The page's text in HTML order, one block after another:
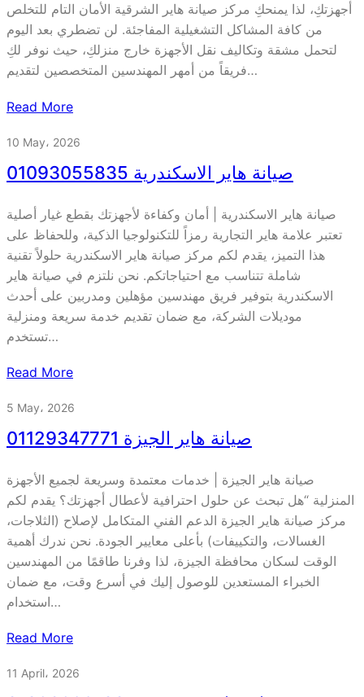
أجهزتكِ، لذا يمنحكِ مركز صيانة هاير الشرقية الأمان التام للتخلص
من كافة المشاكل التشغيلية المفاجئة. لن تضطري بعد اليوم
لتحمل مشقة وتكاليف نقل الأجهزة خارج منزلكِ، حيث نوفر لكِ
فريقاً من أمهر المهندسين المتخصصين لتقديم…
Read More
10 May، 2026
صيانة هاير الاسكندرية 01093055835
صيانة هاير الاسكندرية | أمان وكفاءة لأجهزتك بقطع غيار أصلية
تعتبر علامة هاير التجارية رمزاً للتكنولوجيا الذكية، وللحفاظ على
هذا التميز، يقدم لكم مركز صيانة هاير الاسكندرية حلولاً تقنية
شاملة تتناسب مع احتياجاتكم. نحن نلتزم في صيانة هاير
الاسكندرية بتوفير فريق مهندسين مؤهلين ومدربين على أحدث
موديلات الشركة، مع ضمان تقديم خدمة سريعة ومنزلية
تستخدم…
Read More
5 May، 2026
صيانة هاير الجيزة 01129347771
صيانة هاير الجيزة | خدمات معتمدة وسريعة لجميع الأجهزة
المنزلية “هل تبحث عن حلول احترافية لأعطال أجهزتك؟ يقدم لكم
مركز صيانة هاير الجيزة الدعم الفني المتكامل لإصلاح (الثلاجات،
الغسالات، والتكييفات) بأعلى معايير الجودة. نحن ندرك أهمية
الوقت لسكان محافظة الجيزة، لذا وفرنا طاقمًا من المهندسين
الخبراء المستعدين للوصول إليك في أسرع وقت، مع ضمان
استخدام…
Read More
11 April، 2026